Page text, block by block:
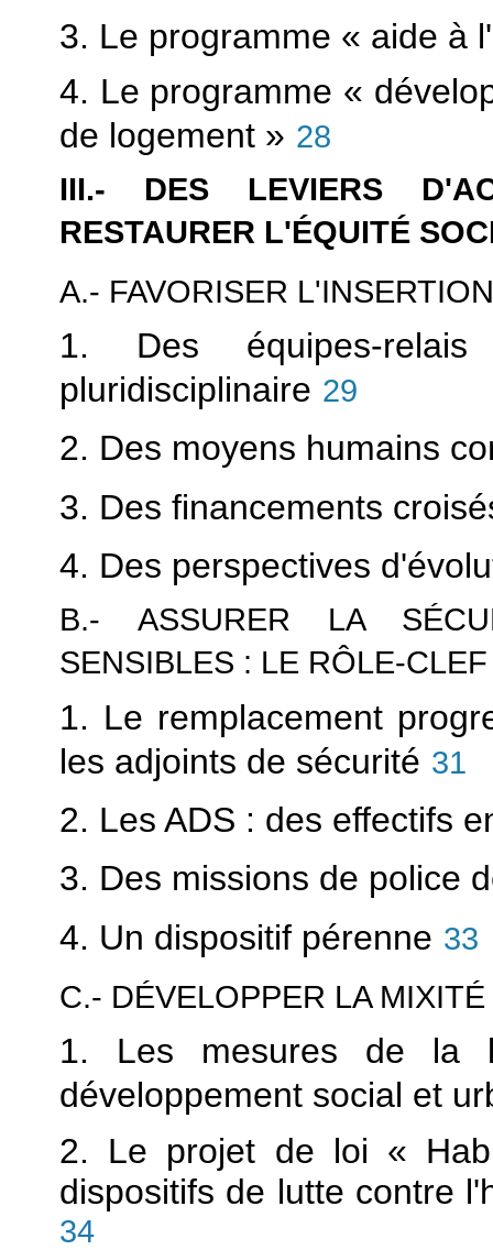
3. Le programme « aide à
4. Le programme «
de logement » 28
III.- DES LEVIERS
RESTAURER L'ÉQUITÉ
A.- FAVORISER
1. Des équipes-
pluridisciplinaire 29
2. Des moyens humains
3. Des financements
4. Des perspectives
B.- ASSURER LA
SENSIBLES : LE RÔLE-
1. Le remplacement
les adjoints de sécurité 31
2. Les ADS : des effectifs
3. Des missions de police
4. Un dispositif pérenne 33
C.- DÉVELOPPER LA
1. Les mesures de la
développement social et
2. Le projet de loi «
dispositifs de lutte contre
34